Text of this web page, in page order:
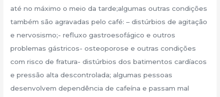
até no máximo o meio da tarde;algumas outras condições
também são agravadas pelo café: – distúrbios de agitação
e nervosismo;- refluxo gastroesofágico e outros
problemas gástricos- osteoporose e outras condições
com risco de fratura- distúrbios dos batimentos cardíacos
e pressão alta descontrolada; algumas pessoas
desenvolvem dependência de cafeína e passam mal